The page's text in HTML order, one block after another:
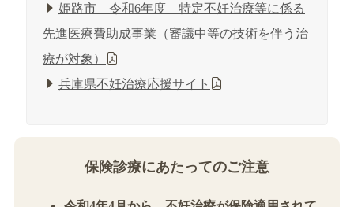
姫路市 令和6年度 特定不妊治療等に係る
先進医療費助成事業（審議中等の技術を伴う治
療が対象）
兵庫県不妊治療応援サイト
保険診療にあたってのご注意